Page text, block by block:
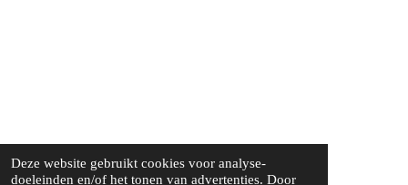
Deze website gebruikt cookies voor analyse-
doeleinden en/of het tonen van advertenties. Door